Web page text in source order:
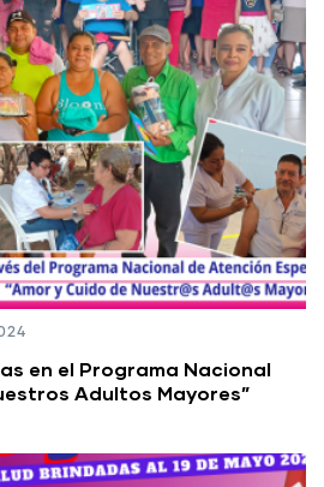
en el Programa Nacional
Adultos Mayores”